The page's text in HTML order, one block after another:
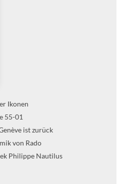
Ikonen
55-01
ist zurück
von Rado
Philippe Nautilus